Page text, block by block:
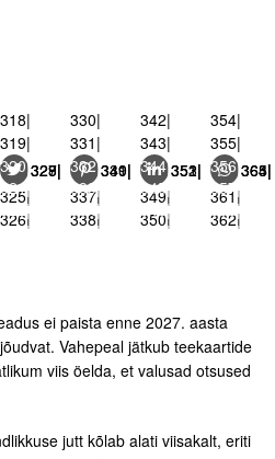
318|
319|
320|
321|
322|
323|
325|
326|
327| 328| 329|
330|
331|
332|
333|
334|
335|
337|
338|
339| 340| 341|
342|
343|
344|
345|
346|
347|
349|
350|
351| 352| 353|
354|
355|
356|
357|
358|
359|
361|
362|
363| 364| 365|
ei paista enne 2027. aasta
Vahepeal jätkub teekaartide
viis öelda, et valusad otsused
jutt kõlab alati viisakalt, eriti